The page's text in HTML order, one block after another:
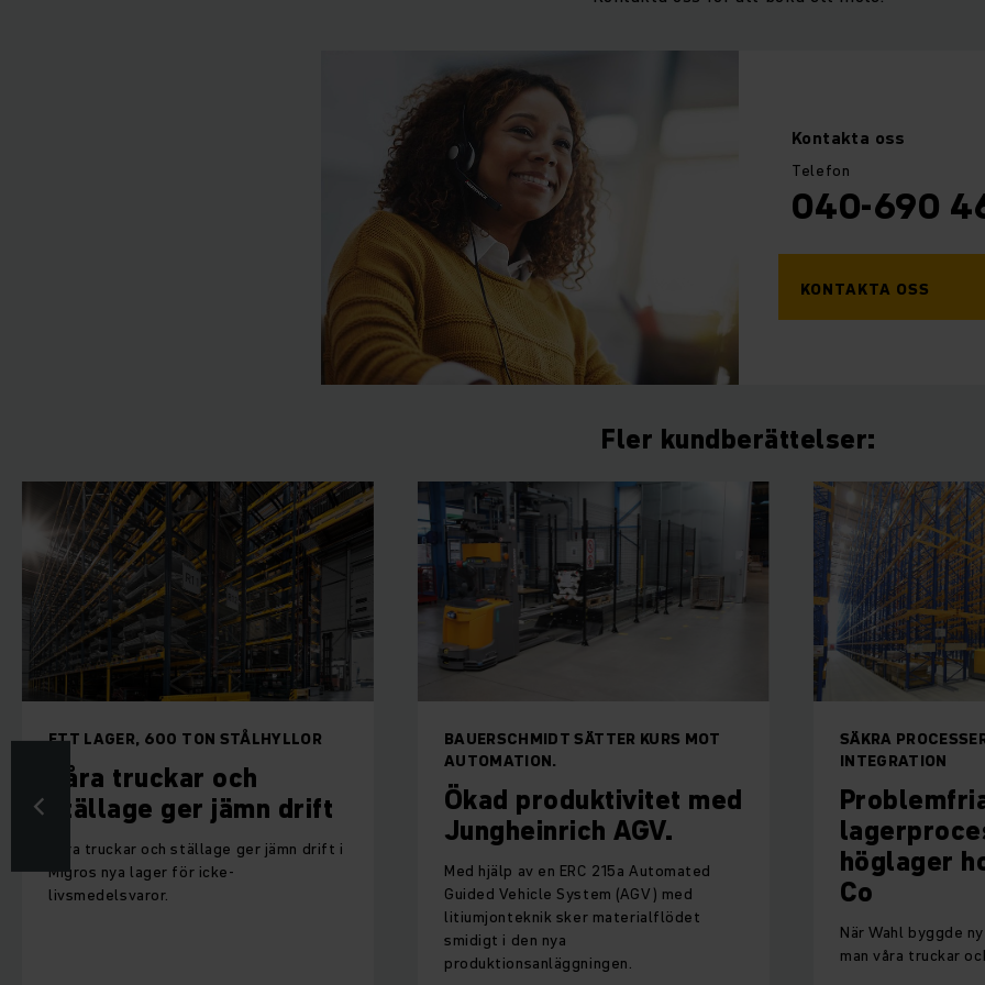
Kontakta oss
Telefon
040-690
KONTAKTA OSS
Fler kundberättelser:
600 TON STÅLHYLLOR
truckar och
ger jämn drift
och ställage ger jämn drift i
lager för icke-
BAUERSCHMIDT SÄTTER KURS MOT
AUTOMATION.
Ökad produktivitet med
Jungheinrich AGV.
Med hjälp av en ERC 215a Automated
Guided Vehicle System (AGV) med
litiumjonteknik sker materialflödet
smidigt i den nya
produktionsanläggningen.
SÄKRA PROCESSER, ENKEL
INTEGRATION
Problemfria
lagerprocesser
höglager hos Wahl
När Wahl byggde nytt höglager,
man våra truckar och